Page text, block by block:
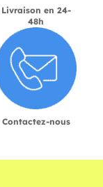
Livraison en 24-
48h
Contactez-nous